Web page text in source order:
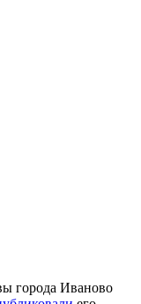
города Иваново